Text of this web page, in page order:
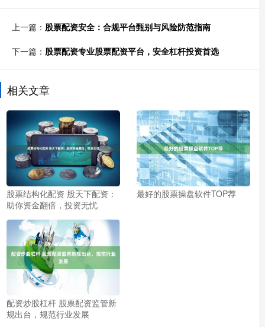
上一篇： 股票配资安全：合规平台甄别与风险防范指南
下一篇： 股票配资专业股票配资平台，安全杠杆投资首选
相关文章
股票结构化配资 股天下配资：
助你资金翻倍，投资无忧
最好的股票操盘软件TOP荐
配资炒股杠杆 股票配资监管新
规出台，规范行业发展